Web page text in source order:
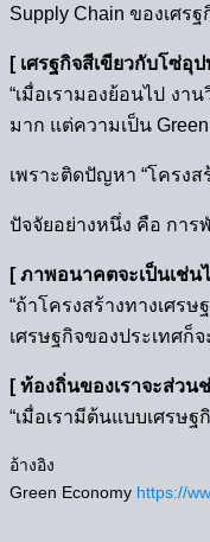
Supply Chain ของเศร
[ เศรฐกิจสีเขียวกับโซ่อุ
“เมื่อเรามองย้อนไป ง
มาก แต่ความเป็น
เพราะติดปัญหา “โครงส
ปัจจัยอย่างหนึ่ง คือ การ
[ ภาพอนาคตจะเป็นเช่น
“ถ้าโครงสร้างทางเศ
เศรษฐกิจของประเทศก็
[ ท้องถิ่นของเราจะส่วน
“เมื่อเรามีต้นแบบเศรษ
อ้างอิง
Green Economy https://